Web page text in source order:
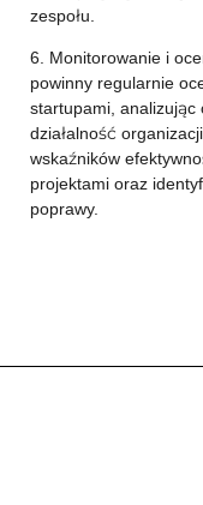
zespołu.
6. Monitorowanie i
powinny regularnie
startupami, analizując
działalność
wskaźników
projektami oraz
poprawy.